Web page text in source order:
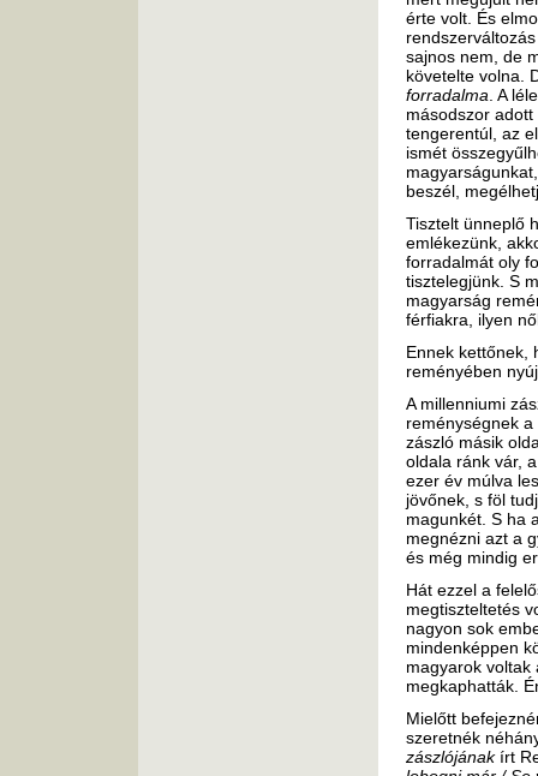
érte volt. És
sajnos nem, de
követelte volna.
forradalma . A
másodszor
tengerentúl, az
ismét
beszél,
Tisztelt ünneplő
emlékezünk,
forradalmát oly
tisztelegjünk. S
magyarság
férfiakra, ilyen
Ennek kettőnek,
reményében
A millenniumi
reménységnek a
zászló másik
oldala ránk vár,
ezer év múlva
jövőnek, s föl
magunkét. S ha
megnézni azt a
és még mindig
Hát ezzel a
megtiszteltetés
nagyon sok
mindenképpen
magyarok voltak
megkaphatták.
Mielőtt
szeretnék
zászlójánakírt